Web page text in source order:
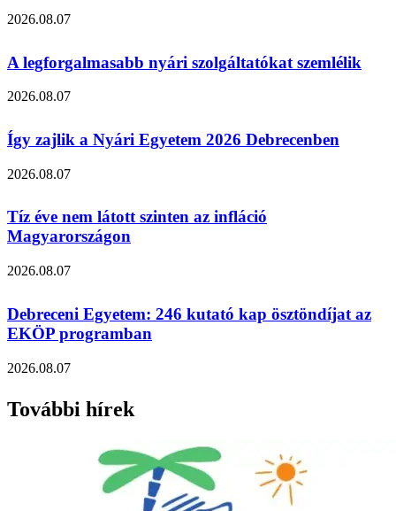
2026.08.07
A legforgalmasabb nyári szolgáltatókat szemlélik
2026.08.07
Így zajlik a Nyári Egyetem 2026 Debrecenben
2026.08.07
Tíz éve nem látott szinten az infláció
Magyarországon
2026.08.07
Debreceni Egyetem: 246 kutató kap ösztöndíjat az
EKÖP programban
2026.08.07
További hírek